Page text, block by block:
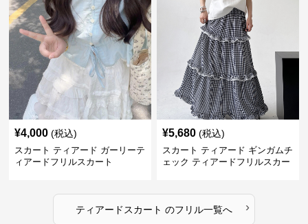
¥4,000 (税込)
スカート ティアード ガーリーテ
ィアードフリルスカート
¥5,680 (税込)
スカート ティアード ギンガムチ
ェック ティアードフリルスカー
ティアードスカート のフリル一覧へ ›